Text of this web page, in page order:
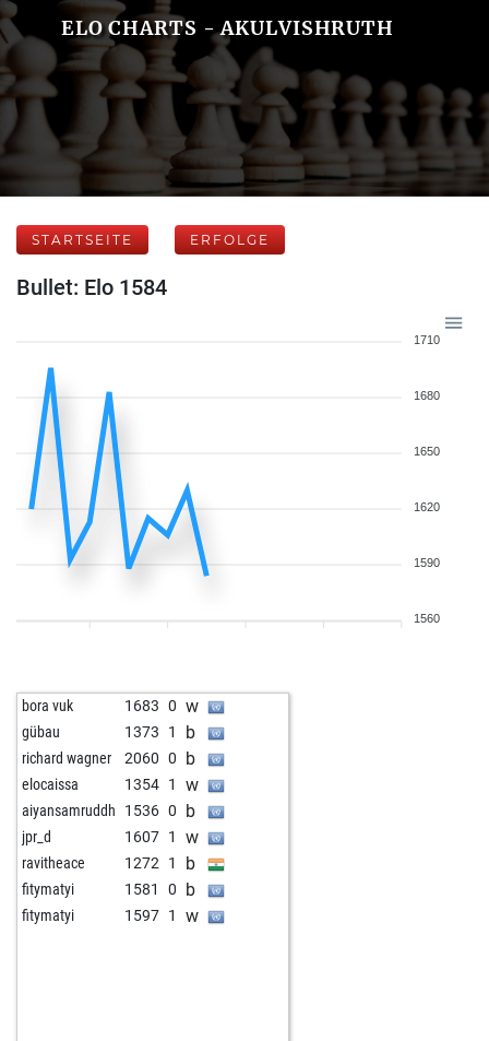
ELO CHARTS - AKULVISHRUTH
STARTSEITE ERFOLGE
Bullet: Elo 1584
1710
1680
1650
1620
1590
1560
bora vuk 1683 0 w
gübau 1373 1 b
richard wagner 2060 0 b
elocaissa 1354 1 w
aiyansamruddh 1536 0 b
jpr_d 1607 1 w
ravitheace 1272 1 b
fitymatyi 1581 0 b
fitymatyi 1597 1 w